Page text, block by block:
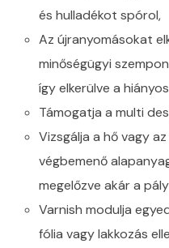
és hulladékot spórol,
Az újranyomásokat
minőségügyi
így elkerülve a
Támogatja a multi
Vizsgálja a hő vagy
végbemenő
megelőzve akár a
Varnish modulja
fólia vagy lakkozás